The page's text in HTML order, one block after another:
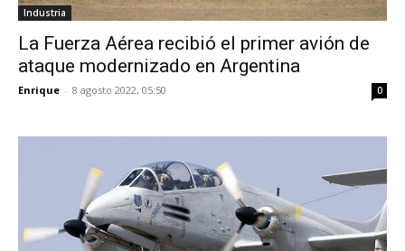
Industria
La Fuerza Aérea recibió el primer avión de
ataque modernizado en Argentina
Enrique - 8 agosto 2022, 05:50 0